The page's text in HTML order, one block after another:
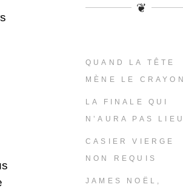
❦
QUAND LA TÊTE
MÈNE LE CRAYON
LA FINALE QUI
N’AURA PAS LIEU
CASIER VIERGE
NON REQUIS
JAMES NOËL,